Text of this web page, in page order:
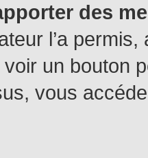
des
l’a
un bouton
vous